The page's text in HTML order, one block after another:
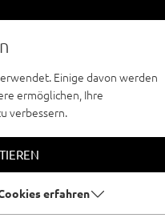
| Klettersteige,
Einige davon werden
ermöglichen, Ihre
verbessern.
erfahren